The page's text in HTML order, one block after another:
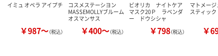
イミュ オペラ アイプチ
￥987～（税込）
コスメステーシヨン
MASSEMOLLYブルーム
オスマンサス
￥400～（税込）
ビオリカ ナイトケア
マスク20Ｐ ラベンダ
ー ドウシシャ
￥798（税込）
マトメー
スティッ
￥